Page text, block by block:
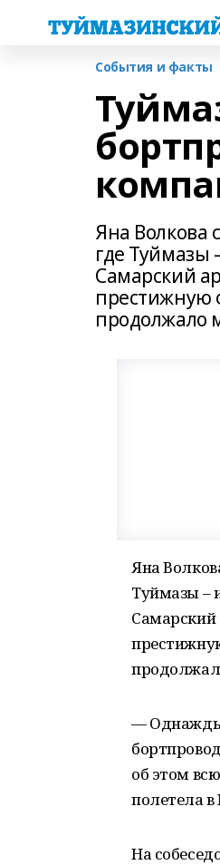
События и факты
Яна Волкова
где Туймазы
Самарский
престижную
продолжало
Яна
Туймазы –
Самарский
— Однажды
об этом
полетела в
На